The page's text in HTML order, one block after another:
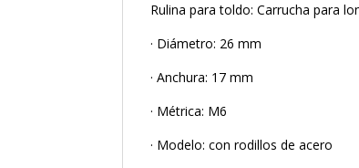
Rulina para toldo: Carrucha para
· Diámetro: 26 mm
· Anchura: 17 mm
· Métrica: M6
· Modelo: con rodillos de acero